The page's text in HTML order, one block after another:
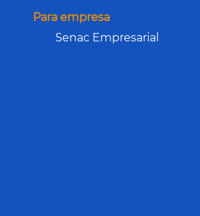
Para empresa
Senac Empresarial